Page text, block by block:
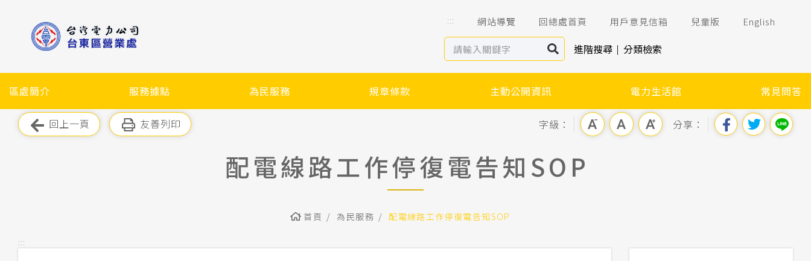
塊
::: 網站導覽 回總處首頁 用戶意見信箱 兒童版 English
進階搜尋 分類檢索
區處簡介 服務據點 為民服務 規章條款 主動公開資訊 電力生活館 常見問答
跳過此工具列
回上一頁 友善列印 字級： 分享：
配電線路工作停復電告知SOP
首頁 為民服務 配電線路工作停復電告知SOP
:::